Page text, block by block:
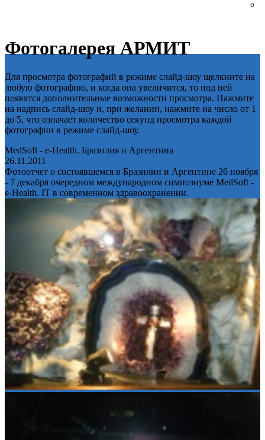
Фотогалерея АРМИТ
Для просмотра фотографий в режиме слайд-шоу щелкните на
любую фотографию, и когда она увеличится, то под ней
появятся дополнительные возможности просмотра. Нажмите
на надпись слайд-шоу и, при желании, нажмите на число от 1
до 5, что означает количество секунд просмотра каждой
фотографии в режиме слайд-шоу.
MedSoft - e-Health. Бразилия и Аргентина
26.11.2011
Фотоотчет о состоявшемся в Бразилии и Аргентине 26 ноября
- 7 декабря очередном международном симпозиуме MedSoft -
e-Health. IT в современном здравоохранении.